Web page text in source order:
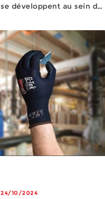
se développent au sein
24/10/2024